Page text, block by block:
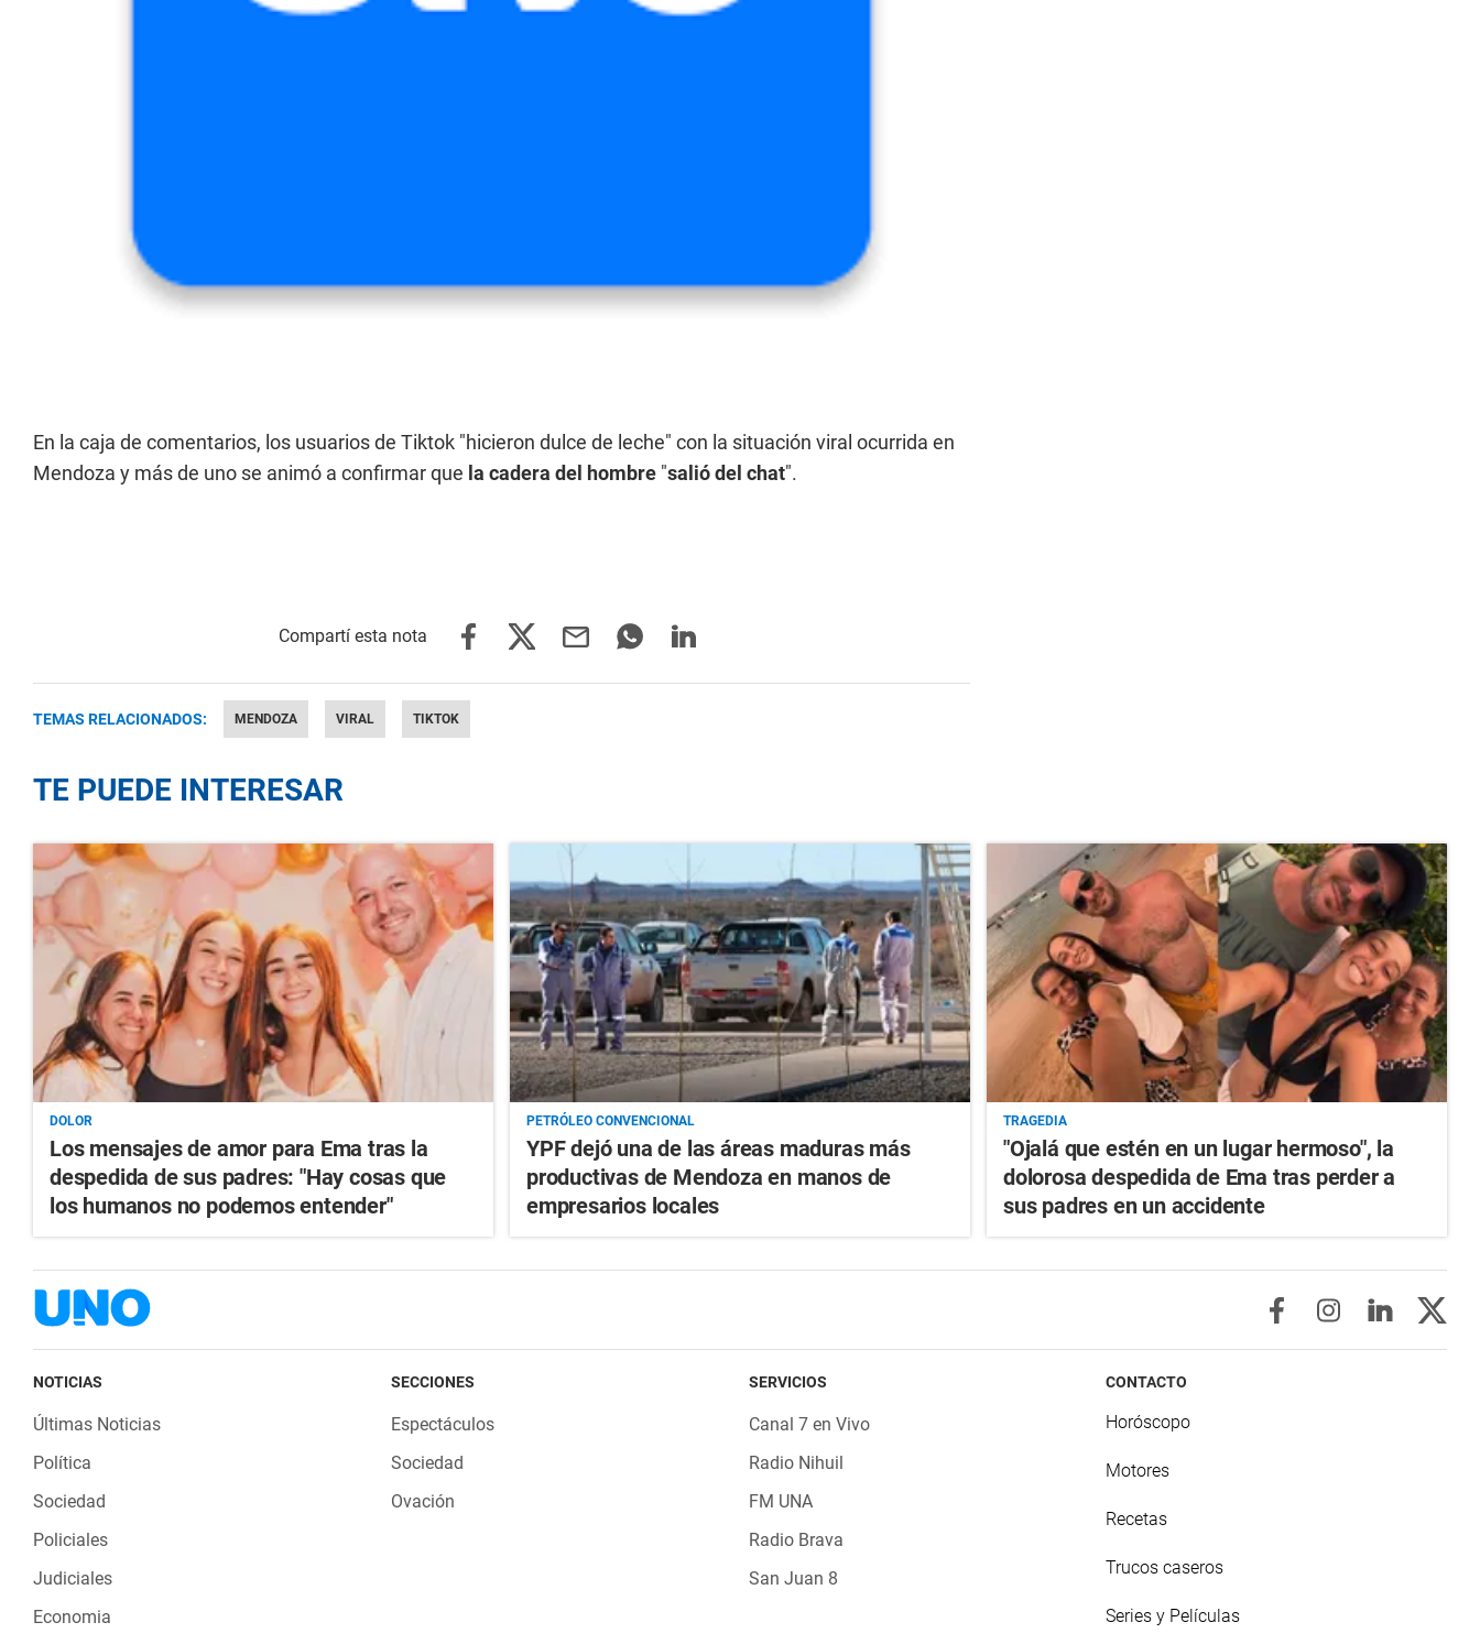
En la caja de comentarios, los usuarios de Tiktok "hicieron dulce de leche" con la situación viral ocurrida en
Mendoza y más de uno se animó a confirmar que la cadera del hombre "salió del chat".
TEMAS RELACIONADOS: MENDOZA VIRAL TIKTOK
TE PUEDE INTERESAR
DOLOR
Los mensajes de amor para Ema tras la
despedida de sus padres: "Hay cosas que
los humanos no podemos entender"
PETRÓLEO CONVENCIONAL
YPF dejó una de las áreas maduras más
productivas de Mendoza en manos de
empresarios locales
TRAGEDIA
"Ojalá que estén en un lugar hermoso", la
dolorosa despedida de Ema tras perder a
sus padres en un accidente
NOTICIAS
Últimas Noticias
Política
Sociedad
Policiales
Judiciales
Economia
SECCIONES
Espectáculos
Sociedad
Ovación
SERVICIOS
Canal 7 en Vivo
Radio Nihuil
FM UNA
Radio Brava
San Juan 8
CONTACTO
Horóscopo
Motores
Recetas
Trucos caseros
Series y Películas